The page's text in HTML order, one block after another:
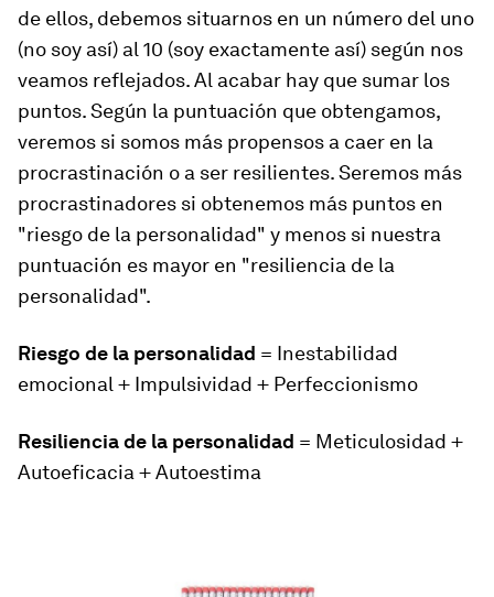
de ellos, debemos situarnos en un número del uno
(no soy así) al 10 (soy exactamente así) según nos
veamos reflejados. Al acabar hay que sumar los
puntos. Según la puntuación que obtengamos,
veremos si somos más propensos a caer en la
procrastinación o a ser resilientes. Seremos más
procrastinadores si obtenemos más puntos en
"riesgo de la personalidad" y menos si nuestra
puntuación es mayor en "resiliencia de la
personalidad".
Riesgo de la personalidad = Inestabilidad
emocional + Impulsividad + Perfeccionismo
Resiliencia de la personalidad = Meticulosidad +
Autoeficacia + Autoestima